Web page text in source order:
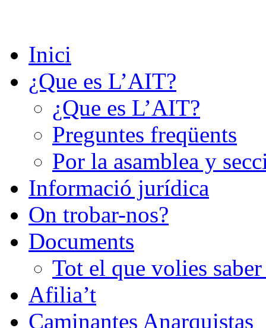
Inici
¿Que es L’AIT?
¿Que es L’AIT?
Preguntes freqüents
Por la asamblea y
Informació jurídica
On trobar-nos?
Documents
Tot el que volies
Afilia’t
Caminantes Anarquistas